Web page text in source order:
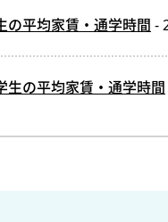
の平均家賃・通学時間 -
生の平均家賃・通学時間